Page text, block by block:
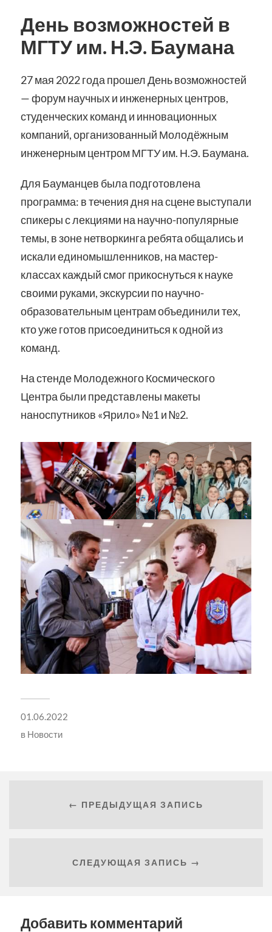
День возможностей в
МГТУ им. Н.Э. Баумана
27 мая 2022 года прошел День возможностей
— форум научных и инженерных центров,
студенческих команд и инновационных
компаний, организованный Молодёжным
инженерным центром МГТУ им. Н.Э. Баумана.
Для Бауманцев была подготовлена
программа: в течения дня на сцене выступали
спикеры с лекциями на научно-популярные
темы, в зоне нетворкинга ребята общались и
искали единомышленников, на мастер-
классах каждый смог прикоснуться к науке
своими руками, экскурсии по научно-
образовательным центрам объединили тех,
кто уже готов присоединиться к одной из
команд.
На стенде Молодежного Космического
Центра были представлены макеты
наноспутников «Ярило» №1 и №2.
01.06.2022
в Новости
← ПРЕДЫДУЩАЯ ЗАПИСЬ
СЛЕДУЮЩАЯ ЗАПИСЬ →
Добавить комментарий